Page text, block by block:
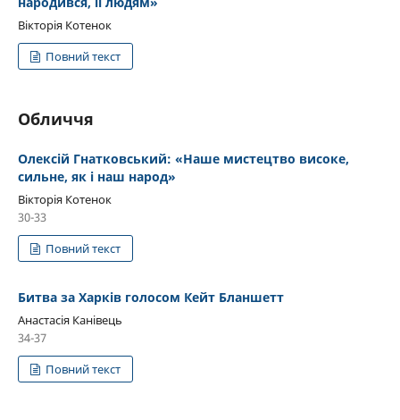
Вікторія Котенок
Повний текст
Обличчя
Олексій Гнатковський: «Наше мистецтво високе,
сильне, як і наш народ»
Вікторія Котенок
30-33
Повний текст
Битва за Харків голосом Кейт Бланшетт
Анастасія Канівець
34-37
Повний текст